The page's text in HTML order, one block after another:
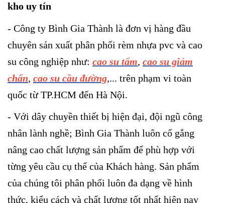
kho uy tín
- Công ty Bình Gia Thành là đơn vị hàng đầu
chuyên sản xuất phân phối rèm nhựa pvc và cao
su công nghiệp như: cao su tấm, cao su giảm
chấn, cao su cầu đường,... trên phạm vi toàn
quốc từ TP.HCM đến Hà Nội.
- Với dây chuyền thiết bị hiện đại, đội ngũ công
nhân lành nghề; Bình Gia Thành luôn cố gắng
nâng cao chất lượng sản phẩm để phù hợp với
từng yêu cầu cụ thể của Khách hàng. Sản phẩm
của chúng tôi phân phối luôn đa dạng về hình
thức, kiểu cách và chất lượng tốt nhất hiện nay